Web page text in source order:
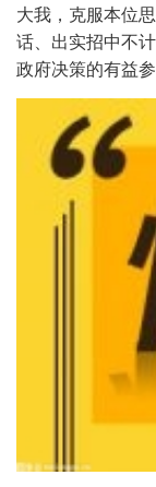
大我，克服本位
话、出实招中不
政府决策的有益